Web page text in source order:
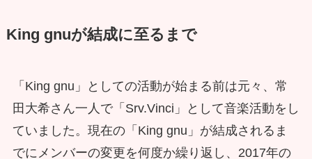
King gnuが結成に至るまで
「King gnu」としての活動が始まる前は元々、常
田大希さん一人で「Srv.Vinci」として音楽活動をし
ていました。現在の「King gnu」が結成されるま
でにメンバーの変更を何度か繰り返し、2017年の